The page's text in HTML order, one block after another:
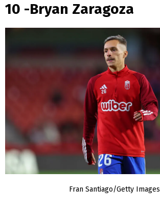
10 -Bryan Zaragoza
Fran Santiago/Getty Images